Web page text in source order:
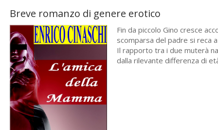
Breve romanzo di genere erotico
Fin da piccolo Gino cresce
scomparsa del padre si reca
Il rapporto tra i due muterà
dalla rilevante differenza di